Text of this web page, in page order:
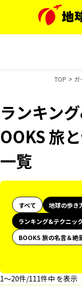
TOP ガ
ランキン
OOKS 旅
一覧
すべて 地球の歩き
ランキング&テクニッ
BOOKS 旅の名言＆絶
1〜20件/111件中 を表示